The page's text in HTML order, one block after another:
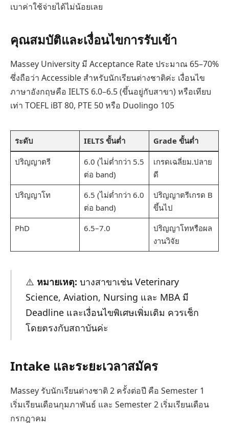
เบาค่าใช้จ่ายได้ไม่น้อยเลย
คุณสมบัติและเงื่อนไขการรับเข้า
Massey University มี Acceptance Rate ประมาณ 65–70%
ซึ่งถือว่า Accessible สำหรับนักเรียนต่างชาติค่ะ เงื่อนไข
ภาษาอังกฤษคือ IELTS 6.0–6.5 (ขึ้นอยู่กับสาขา) หรือเทียบ
เท่า TOEFL iBT 80, PTE 50 หรือ Duolingo 105
ระดับ IELTS ขั้นต่ำ Grade ขั้นต่ำ
ปริญญาตรี
6.0 (ไม่ต่ำกว่า 5.5
ต่อ band)
เกรดเฉลี่ยม.ปลาย
ดี
ปริญญาโท
6.5 (ไม่ต่ำกว่า 6.0
ต่อ band)
ปริญญาตรีเกรด B
ขึ้นไป
PhD
6.5–7.0
ปริญญาโทหรือผล
งานวิจัย
⚠️ หมายเหตุ: บางสาขาเช่น Veterinary
Science, Aviation, Nursing และ MBA มี
Deadline และเงื่อนไขพิเศษเพิ่มเติม ควรเช็ก
โดยตรงกับสถาบันค่ะ
Intake และระยะเวลาสมัคร
Massey รับนักเรียนต่างชาติ 2 ครั้งต่อปี คือ Semester 1
เริ่มเรียนเดือนกุมภาพันธ์ และ Semester 2 เริ่มเรียนเดือน
กรกฎาคม